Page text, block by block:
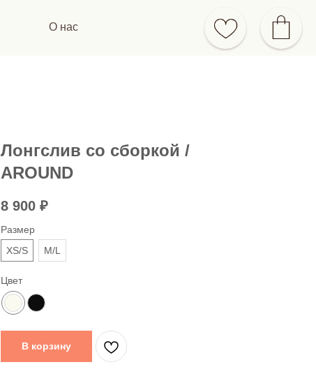
О нас
Лонгслив со сборкой /
AROUND
8 900 ₽
Размер
XS/S
M/L
Цвет
В корзину